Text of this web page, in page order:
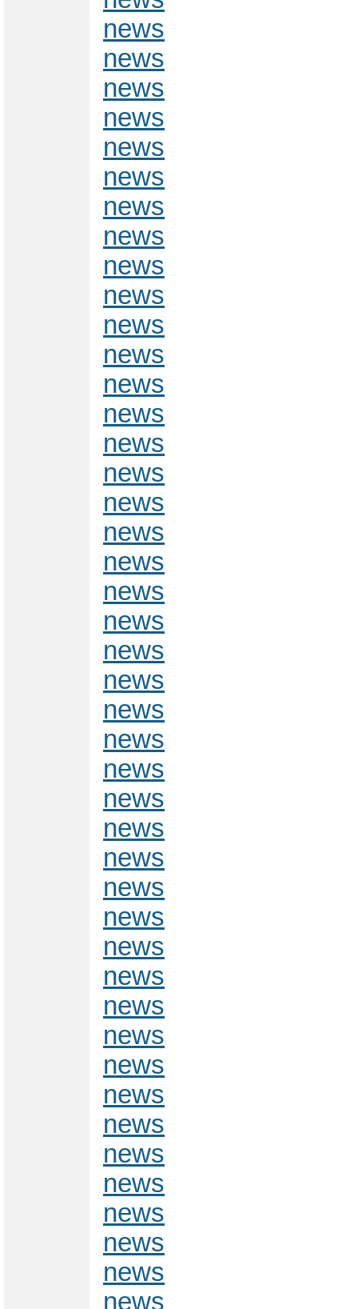
news
news
news
news
news
news
news
news
news
news
news
news
news
news
news
news
news
news
news
news
news
news
news
news
news
news
news
news
news
news
news
news
news
news
news
news
news
news
news
news
news
news
news
news